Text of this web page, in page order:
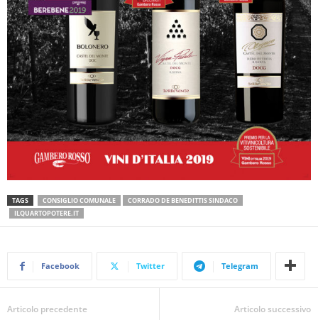
TAGS CONSIGLIO COMUNALE
CORRADO DE BENEDITTIS SINDACO
ILQUARTOPOTERE.IT
Facebook Twitter Telegram
Articolo precedente Articolo successivo